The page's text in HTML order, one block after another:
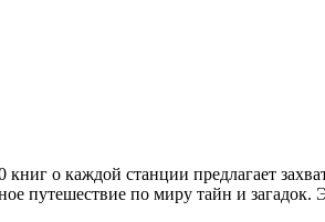
о каждой станции предлагает
путешествие по миру тайн и